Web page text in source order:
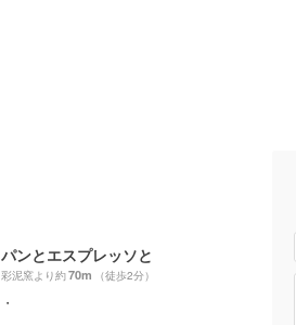
パンとエスプレッソと
彩泥窯より約70m （徒歩2分）
・